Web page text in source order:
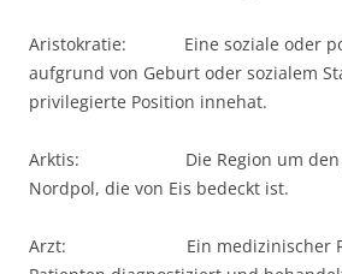
Aristokratie: Eine soziale oder
aufgrund von Geburt oder sozialem
privilegierte Position innehat.
Arktis: Die Region um den
Nordpol, die von Eis bedeckt ist.
Arzt: Ein medizinischer